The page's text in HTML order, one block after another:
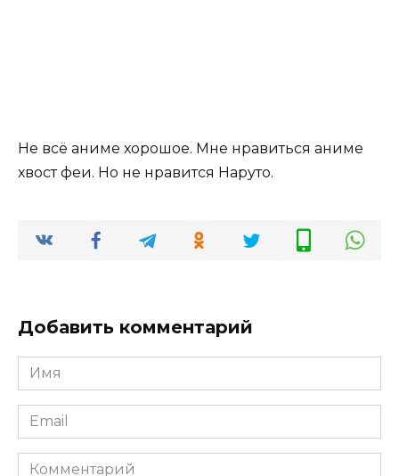
Не всё аниме хорошое. Мне нравиться аниме
хвост феи. Но не нравится Наруто.
Добавить комментарий
Имя
*
Email
*
Комментарий